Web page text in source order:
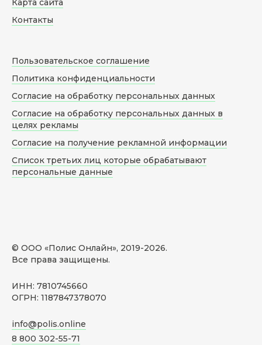
© ООО «Полис Онлайн», 2019-2026.
Все права защищены.
ИНН: 7810745660
ОГРН: 1187847378070
info@polis.online
8 800 302-55-71
Карта сайта
Контакты
Пользовательское соглашение
Политика конфиденциальности
Согласие на обработку персональных данных
Согласие на обработку персональных данных в
целях рекламы
Согласие на получение рекламной информации
Список третьих лиц которые обрабатывают
персональные данные